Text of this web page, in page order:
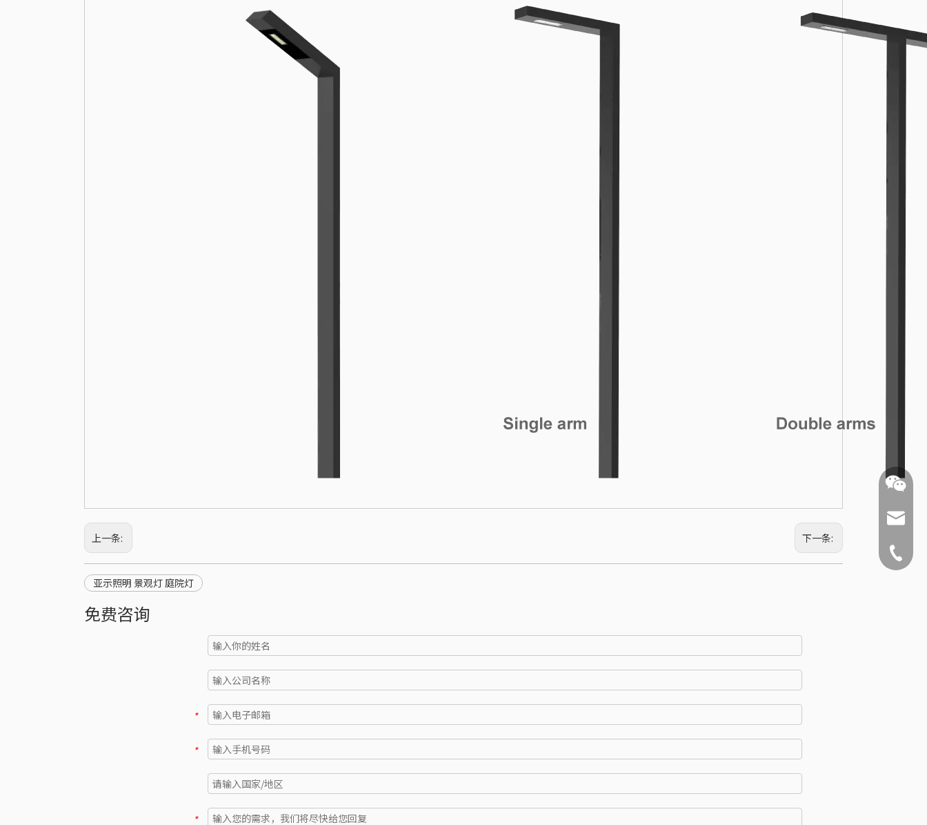
上一条: 下一条:
亚示照明 景观灯 庭院灯
免费咨询
*
*
*
+86-